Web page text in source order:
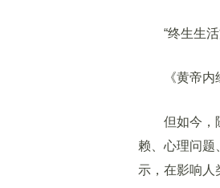
“终生生活
《黄帝内经
但如今，随
赖、心理问题
示，在影响人